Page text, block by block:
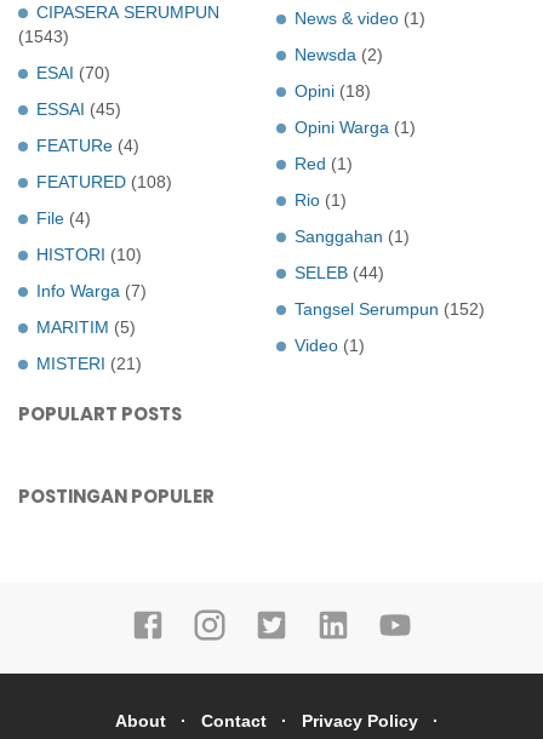
CIPASERA SERUMPUN
(1543)
ESAI (70)
ESSAI (45)
FEATURe (4)
FEATURED (108)
File (4)
HISTORI (10)
Info Warga (7)
MARITIM (5)
MISTERI (21)
News & video (1)
Newsda (2)
Opini (18)
Opini Warga (1)
Red (1)
Rio (1)
Sanggahan (1)
SELEB (44)
Tangsel Serumpun (152)
Video (1)
POPULART POSTS
POSTINGAN POPULER
About Contact Privacy Policy